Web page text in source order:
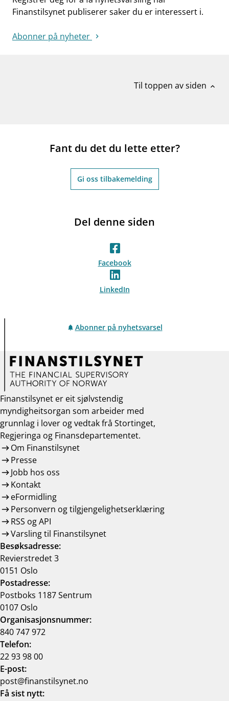
Finanstilsynet publiserer saker du er interessert i.
Abonner på nyheter
Til toppen av siden expand_less
Fant du det du lette etter?
Gi oss tilbakemelding
Del denne siden
Facebook
LinkedIn
Abonner på nyhetsvarsel
Finanstilsynet er eit sjølvstendig
myndigheitsorgan som arbeider med
grunnlag i lover og vedtak frå Stortinget,
Regjeringa og Finansdepartementet.
Om Finanstilsynet
Presse
Jobb hos oss
Kontakt
eFormidling
Personvern og tilgjengelighetserklæring
RSS og API
Varsling til Finanstilsynet
Besøksadresse:
Revierstredet 3
0151 Oslo
Postadresse:
Postboks 1187 Sentrum
0107 Oslo
Organisasjonsnummer:
840 747 972
Telefon:
22 93 98 00
E-post:
post@finanstilsynet.no
Få sist nytt: